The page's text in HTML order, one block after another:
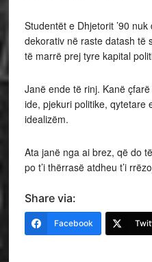
Studentët e Dhjetorit ’90
dekorativ në raste datash të
të marrë prej tyre kapital
Janë ende të rinj. Kanë
ide, pjekuri politike, qytetare
idealizëm.
Ata janë nga ai brez, që do
po t’i thërrasë atdheu t’i
Share via:
Facebook